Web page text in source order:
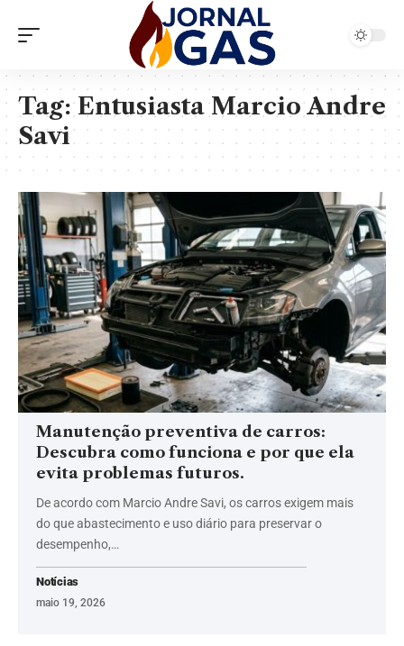
Tag:Entusiasta Marcio Andre
Savi
Manutenção preventiva de carros:
Descubra como funciona e por que ela
evita problemas futuros.
De acordo com Marcio Andre Savi, os carros exigem mais
do que abastecimento e uso diário para preservar o
desempenho,…
Notícias
maio 19, 2026